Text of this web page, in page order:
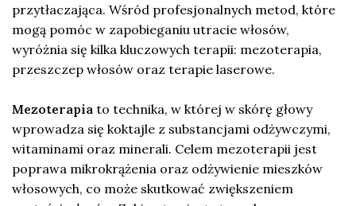
przytłaczająca. Wśród profesjonalnych metod, które
mogą pomóc w zapobieganiu utracie włosów,
wyróżnia się kilka kluczowych terapii: mezoterapia,
przeszczep włosów oraz terapie laserowe.
Mezoterapia to technika, w której w skórę głowy
wprowadza się koktajle z substancjami odżywczymi,
witaminami oraz minerali. Celem mezoterapii jest
poprawa mikrokrążenia oraz odżywienie mieszków
włosowych, co może skutkować zwiększeniem